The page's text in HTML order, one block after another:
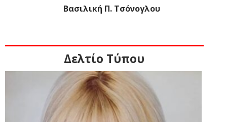
Βασιλική Π. Τσόνογλου
Δελτίο Τύπου